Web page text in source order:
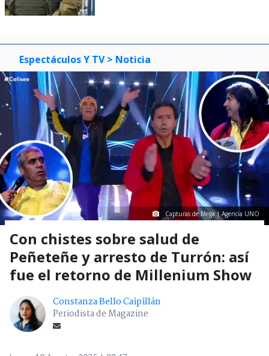
Espectáculos Y TV > Noticia
Capturas de Mega | Agencia UNO
Con chistes sobre salud de
Peñeteñe y arresto de Turrón: así
fue el retorno de Millenium Show
Constanza Bello Caipillán
Periodista de Magazine